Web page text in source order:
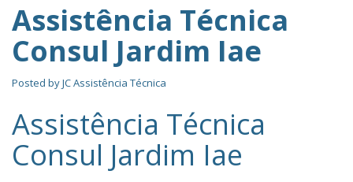
Assistência Técnica
Consul Jardim Iae
Posted byJC Assistência Técnica
Assistência Técnica
Consul Jardim Iae